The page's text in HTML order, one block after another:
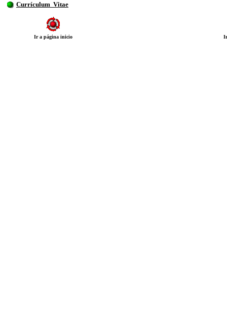
Currículum Vitae
Ir a página inicio